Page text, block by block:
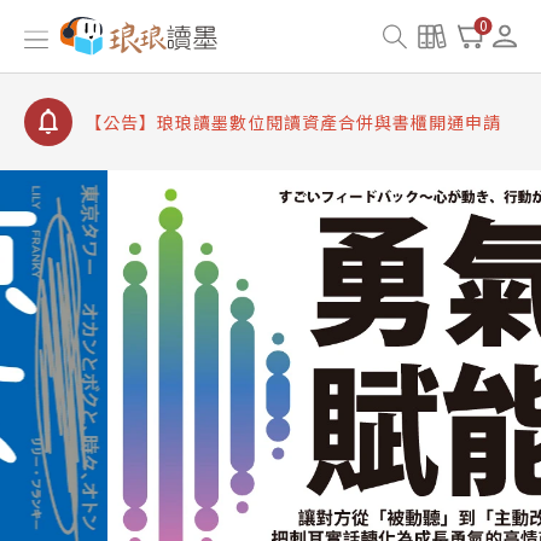
0
【公告】因 Readmoo 讀墨系統維護中，本站同步暫
停部分閱讀服務
【公告】琅琅讀墨數位閱讀資產合併與書櫃開通申請
【公告】琅琅讀墨書櫃開通常見問題
請圖文教學
【公告】琅琅書店服務升級重要說明及資產合併結果
查詢
【公告】因 Readmoo 讀墨系統維護中，本站同步暫
停部分閱讀服務